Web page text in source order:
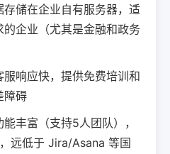
存储在企业自有服务器，适
企业（尤其是金融和政务
服响应快，提供免费培训和
障碍
丰富（支持5人团队），
远低于 Jira/Asana 等国